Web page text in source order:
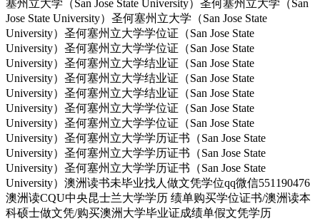
塞州立大学（San Jose State University）圣何塞州立大学（San
Jose State University）圣何塞州立大学（San Jose State
University）圣何塞州立大学学位证（San Jose State
University）圣何塞州立大学学位证（San Jose State
University）圣何塞州立大学结业证（San Jose State
University）圣何塞州立大学结业证（San Jose State
University）圣何塞州立大学结业证（San Jose State
University）圣何塞州立大学学位证（San Jose State
University）圣何塞州立大学学位证（San Jose State
University）圣何塞州立大学学历证书（San Jose State
University）圣何塞州立大学学历证书（San Jose State
University）圣何塞州立大学学历证书（San Jose State
University）澳洲读书未毕业找人做文凭学位qq微信551190476
澳洲读CQU中央昆士兰大学学历 绩单购买学位证书/澳洲读本
科硕士做文凭/购买澳洲大学毕业证成绩单假文凭学历